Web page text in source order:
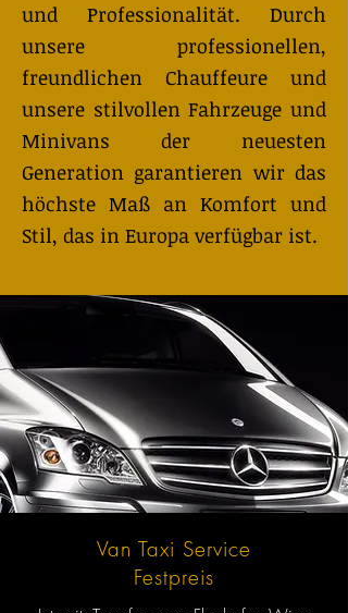
und Professionalität. Durch
unsere professionellen,
freundlichen Chauffeure und
unsere stilvollen Fahrzeuge und
Minivans der neuesten
Generation garantieren wir das
höchste Maß an Komfort und
Stil, das in Europa verfügbar ist.
Van Taxi Service
Festpreis